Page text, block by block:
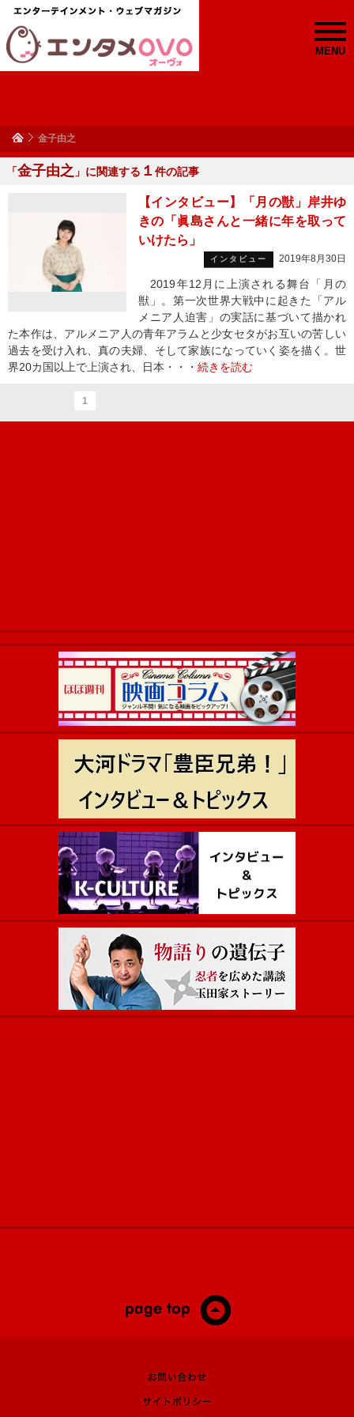
MENU
金子由之
「金子由之 」に関連する １ 件の記事
【インタビュー】「月の獣」岸井ゆ
きの「眞島さんと一緒に年を取って
いけたら」
インタビュー 2019年8月30日
2019年12月に上演される舞台「月の
獣」。第一次世界大戦中に起きた「アル
メニア人迫害」の実話に基づいて描かれ
た本作は、アルメニア人の青年アラムと少女セタがお互いの苦しい
過去を受け入れ、真の夫婦、そして家族になっていく姿を描く。世
界20カ国以上で上演され、日本・・・ 続きを読む
1